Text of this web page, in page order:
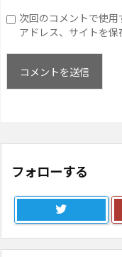
次回のコメントで使
アドレス、サイトを保
フォローする